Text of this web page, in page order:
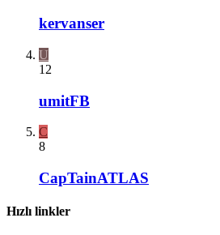
kervanser
U
12
umitFB
C
8
CapTainATLAS
Hızlı linkler